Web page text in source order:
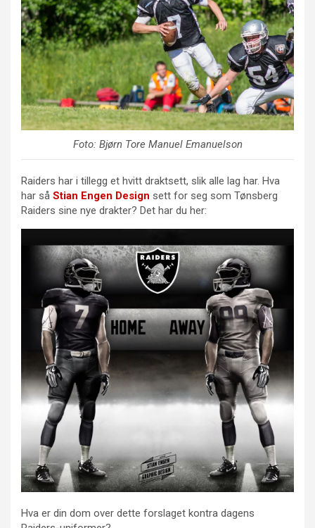
Foto: Bjørn Tore Manuel Emanuelson
Raiders har i tillegg et hvitt draktsett, slik alle lag har. Hva
har så Stian Engen Design sett for seg som Tønsberg
Raiders sine nye drakter? Det har du her:
Hva er din dom over dette forslaget kontra dagens